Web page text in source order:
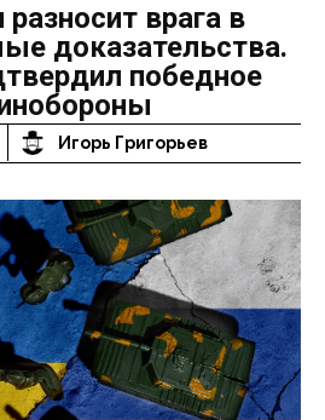
врага в
доказательства.
победное
Игорь Григорьев